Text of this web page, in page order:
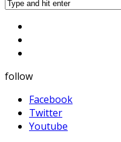
follow
Facebook
Twitter
Youtube